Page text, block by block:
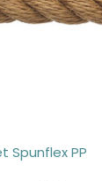
Spunflex PP